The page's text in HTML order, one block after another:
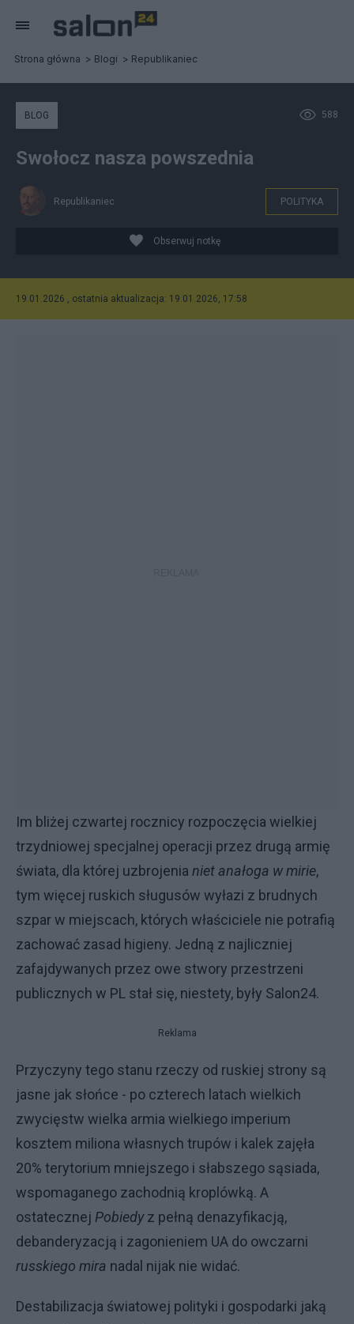
Strona główna Blogi Republikaniec
588
BLOG
Swołocz nasza powszednia
Republikaniec POLITYKA
Obserwuj notkę
19.01.2026 , ostatnia aktualizacja: 19.01.2026, 17:58
Im bliżej czwartej rocznicy rozpoczęcia wielkiej
trzydniowej specjalnej operacji przez drugą armię
świata, dla której uzbrojenia niet anałoga w mirie,
tym więcej ruskich sługusów wyłazi z brudnych
szpar w miejscach, których właściciele nie potrafią
zachować zasad higieny. Jedną z najliczniej
zafajdywanych przez owe stwory przestrzeni
publicznych w PL stał się, niestety, były Salon24.
Reklama
Przyczyny tego stanu rzeczy od ruskiej strony są
jasne jak słońce - po czterech latach wielkich
zwycięstw wielka armia wielkiego imperium
kosztem miliona własnych trupów i kalek zajęła
20% terytorium mniejszego i słabszego sąsiada,
wspomaganego zachodnią kroplówką. A
ostatecznej Pobiedyz pełną denazyfikacją,
debanderyzacją i zagonieniem UA do owczarni
russkiego mira nadal nijak nie widać.
Destabilizacja światowej polityki i gospodarki jaką